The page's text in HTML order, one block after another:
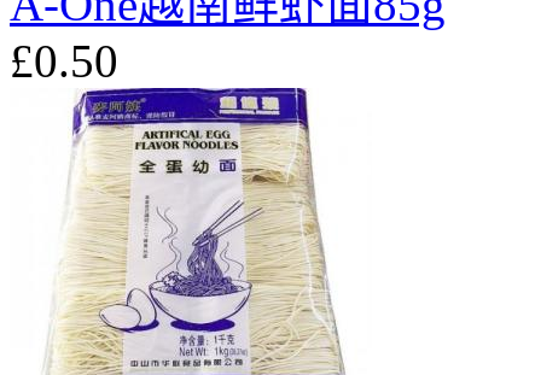
£0.50